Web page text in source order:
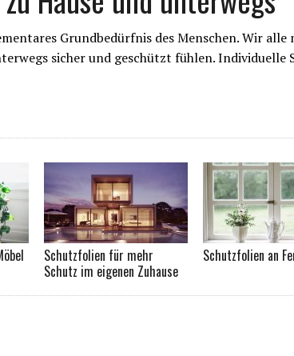
Grundbedürfnis des Menschen. Wir alle
sicher und geschützt fühlen. Individuelle
Schutzfolien für mehr
Schutz im eigenen Zuhause
Schutzfolien an